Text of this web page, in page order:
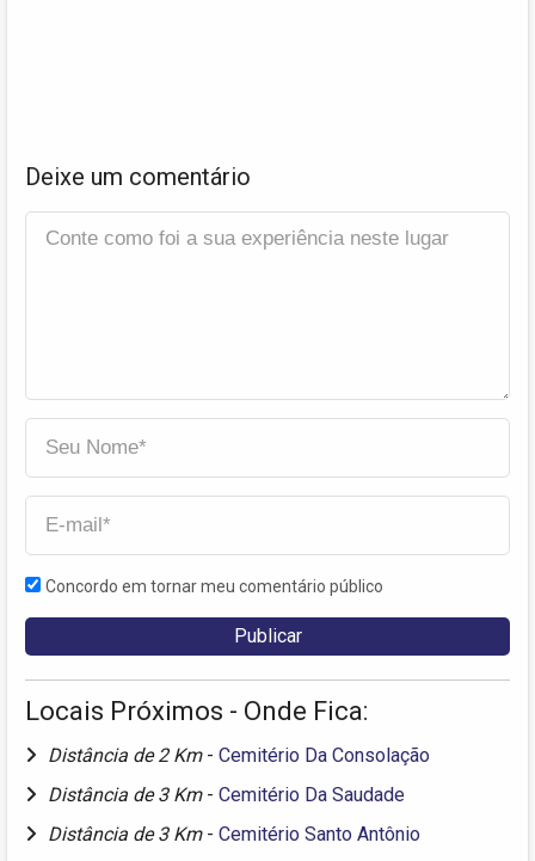
Deixe um comentário
Concordo em tornar meu comentário público
Locais Próximos - Onde Fica:
Distância de 2 Km - Cemitério Da Consolação
Distância de 3 Km - Cemitério Da Saudade
Distância de 3 Km - Cemitério Santo Antônio